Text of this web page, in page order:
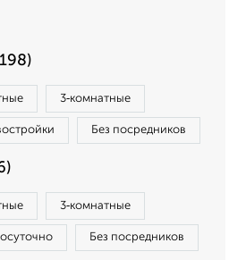
3‑комнатные
Без посредников
3‑комнатные
Без посредников